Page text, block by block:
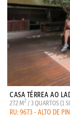
CASA TÉRREA AO
272 M2 / 3 QUARTOS (1
RU: 9673 - ALTO DE